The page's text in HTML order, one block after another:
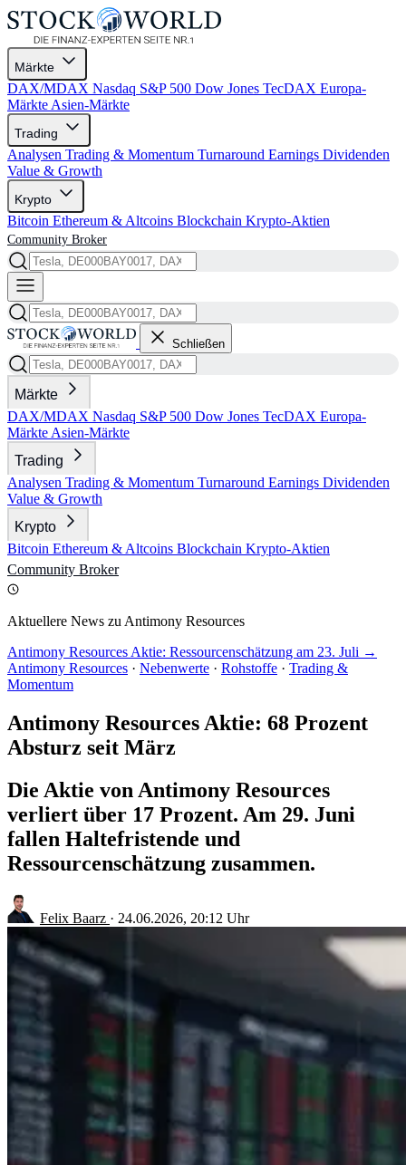
Märkte
DAX/MDAX Nasdaq S&P 500 Dow Jones TecDAX Europa-
Märkte Asien-Märkte
Trading
Analysen Trading & Momentum Turnaround Earnings Dividenden
Value & Growth
Krypto
Bitcoin Ethereum & Altcoins Blockchain Krypto-Aktien
Community Broker
Schließen
Märkte
DAX/MDAX Nasdaq S&P 500 Dow Jones TecDAX Europa-
Märkte Asien-Märkte
Trading
Analysen Trading & Momentum Turnaround Earnings Dividenden
Value & Growth
Krypto
Bitcoin Ethereum & Altcoins Blockchain Krypto-Aktien
Community Broker
Aktuellere News zu Antimony Resources
Antimony Resources Aktie: Ressourcenschätzung am 23. Juli →
Antimony Resources · Nebenwerte · Rohstoffe · Trading &
Momentum
Antimony Resources Aktie: 68 Prozent
Absturz seit März
Die Aktie von Antimony Resources
verliert über 17 Prozent. Am 29. Juni
fallen Haltefristende und
Ressourcenschätzung zusammen.
Felix Baarz · 24.06.2026, 20:12 Uhr